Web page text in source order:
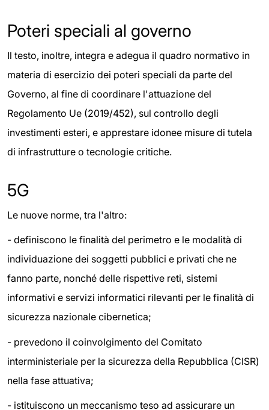
Poteri speciali al governo
Il testo, inoltre, integra e adegua il quadro normativo in
materia di esercizio dei poteri speciali da parte del
Governo, al fine di coordinare l'attuazione del
Regolamento Ue (2019/452), sul controllo degli
investimenti esteri, e apprestare idonee misure di tutela
di infrastrutture o tecnologie critiche.
5G
Le nuove norme, tra l'altro:
- definiscono le finalità del perimetro e le modalità di
individuazione dei soggetti pubblici e privati che ne
fanno parte, nonché delle rispettive reti, sistemi
informativi e servizi informatici rilevanti per le finalità di
sicurezza nazionale cibernetica;
- prevedono il coinvolgimento del Comitato
interministeriale per la sicurezza della Repubblica (CISR)
nella fase attuativa;
- istituiscono un meccanismo teso ad assicurare un